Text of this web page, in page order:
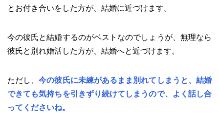
とお付き合いをした方が、結婚に近づけます。
今の彼氏と結婚するのがベストなのでしょうが、無理なら
彼氏と別れ婚活した方が、結婚へと近づけます。
ただし、今の彼氏に未練があるまま別れてしまうと、結婚
できても気持ちを引きずり続けてしまうので、よく話し合
ってくださいね。